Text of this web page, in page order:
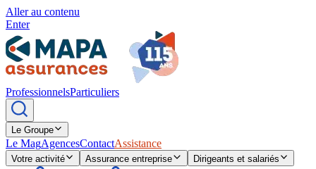
Aller au contenu
Enter
ProfessionnelsParticuliers
Le Groupe
Le MagAgencesContactAssistance
Votre activité Assurance entreprise Dirigeants et salariés